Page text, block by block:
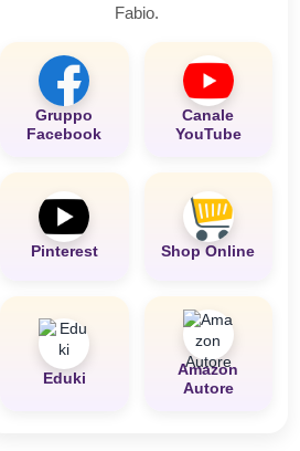
Fabio.
Gruppo
Facebook
Canale
YouTube
Pinterest Shop Online
Eduki
Amazon
Autore